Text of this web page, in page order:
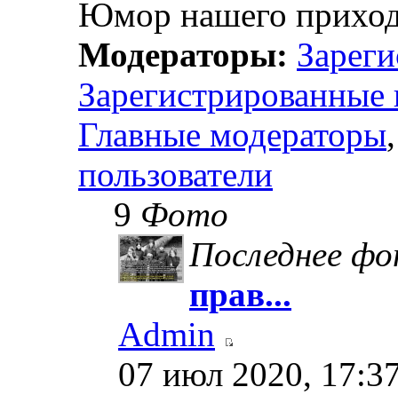
Юмор нашего
Модераторы:
Зарегистрированные
Главные модераторы
пользователи
9 Фото
Последнее
прав...
Admin
07 июл 2020,